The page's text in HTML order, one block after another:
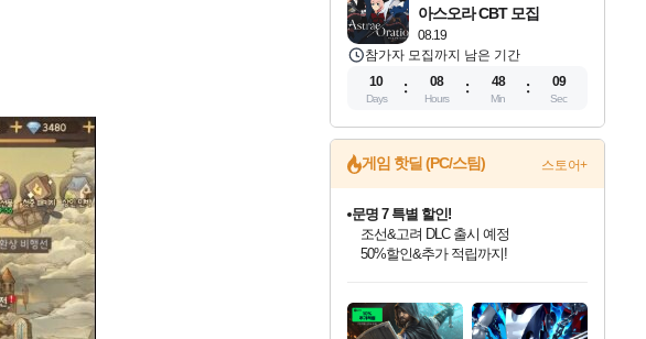
08.19
아스오라 CBT 모집
참가자 모집까지 남은 기간
10
Days
08
Hours
48
Min
08
Sec
게임 핫딜 (PC/스팀) 스토어+
최대 90% 할인가를 만나보세요!
네이버혜택과 함께 만나보세요!
문명 7 특별 할인!
조선&고려 DLC 출시 예정
50%할인&추가 적립까지!
네이버 포인트 혜택까지!
이니&베니 혜택까지!
네이버 혜택가와 함께 예약하세요!
할인&네이버혜택으로 만나보세요!
네이버페이 혜택과 만나보세요!
40주년 프로모션으로 만나보세요!
할인가에 만나보세요!
일부 에디션 상시 할인!
혜택으로 예약 판매 중
편안하게 충전하세요